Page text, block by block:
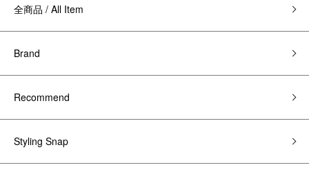
全商品 / All Item
Brand
Recommend
Styling Snap